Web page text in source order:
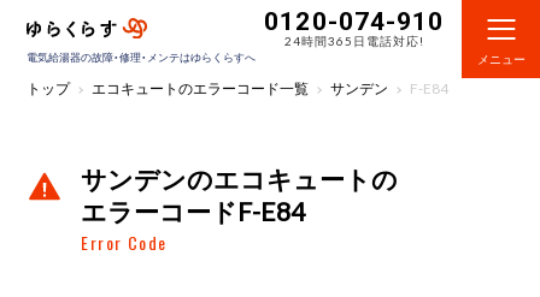
電気給湯器の故障・修理・メンテはゆらくらすへ
0120-074-910
24時間365日電話対応!
メニュー
トップ エコキュートのエラーコード一覧 サンデン F-E84
サンデンのエコキュートの
エラーコードF-E84
Error Code